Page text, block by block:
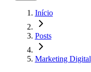
Início
Posts
Marketing Digital